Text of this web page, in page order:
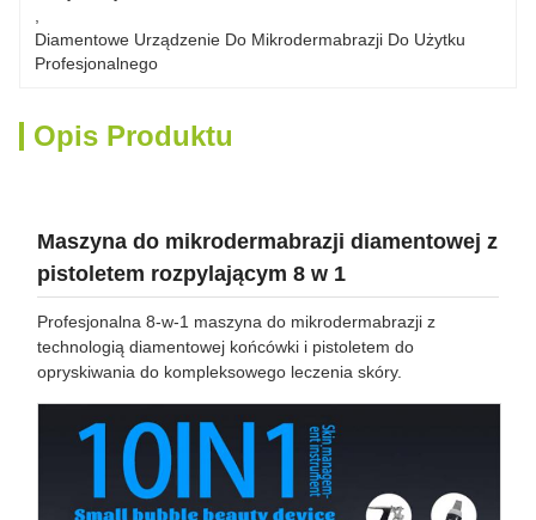
Diamentowe Urządzenie Do Mikrodermabrazji Do Użytku
Profesjonalnego
Opis Produktu
Maszyna do mikrodermabrazji diamentowej z
pistoletem rozpylającym 8 w 1
Profesjonalna 8-w-1 maszyna do mikrodermabrazji z
technologią diamentowej końcówki i pistoletem do
opryskiwania do kompleksowego leczenia skóry.